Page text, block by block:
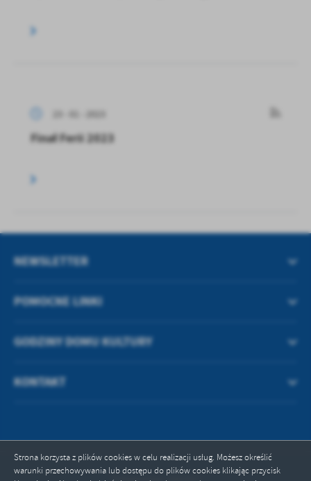
Strona korzysta z plików cookies w celu realizacji usług. Możesz określić
warunki przechowywania lub dostępu do plików cookies klikając przycisk
23 - 01 - 2023
Finał Ferii 2023
POMOCNE LINKI
NEWSLETTER
GODZINY DOMU KULTURY
KONTAKT